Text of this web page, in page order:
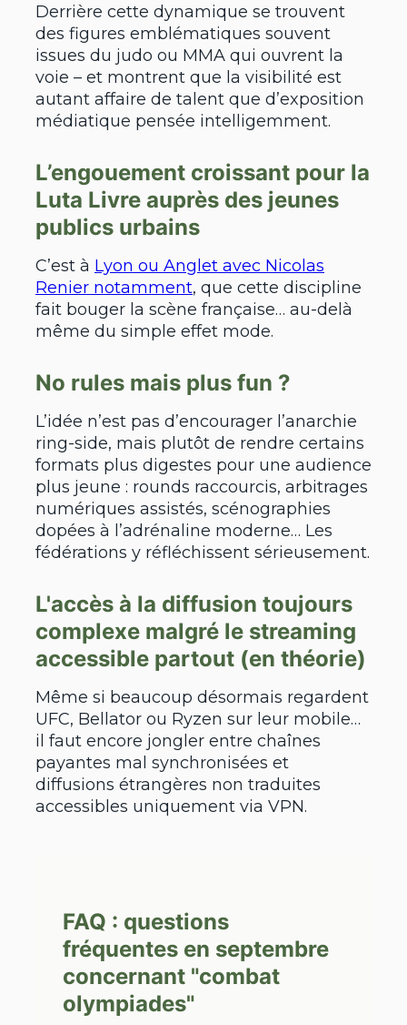
Derrière cette dynamique se trouvent
des figures emblématiques souvent
issues du judo ou MMA qui ouvrent la
voie – et montrent que la visibilité est
autant affaire de talent que d’exposition
médiatique pensée intelligemment.
L’engouement croissant pour la
Luta Livre auprès des jeunes
publics urbains
C’est à Lyon ou Anglet avec Nicolas
Renier notamment, que cette discipline
fait bouger la scène française… au-delà
même du simple effet mode.
No rules mais plus fun ?
L’idée n’est pas d’encourager l’anarchie
ring-side, mais plutôt de rendre certains
formats plus digestes pour une audience
plus jeune : rounds raccourcis, arbitrages
numériques assistés, scénographies
dopées à l’adrénaline moderne… Les
fédérations y réfléchissent sérieusement.
L'accès à la diffusion toujours
complexe malgré le streaming
accessible partout (en théorie)
Même si beaucoup désormais regardent
UFC, Bellator ou Ryzen sur leur mobile…
il faut encore jongler entre chaînes
payantes mal synchronisées et
diffusions étrangères non traduites
accessibles uniquement via VPN.
FAQ : questions
fréquentes en septembre
concernant "combat
olympiades"